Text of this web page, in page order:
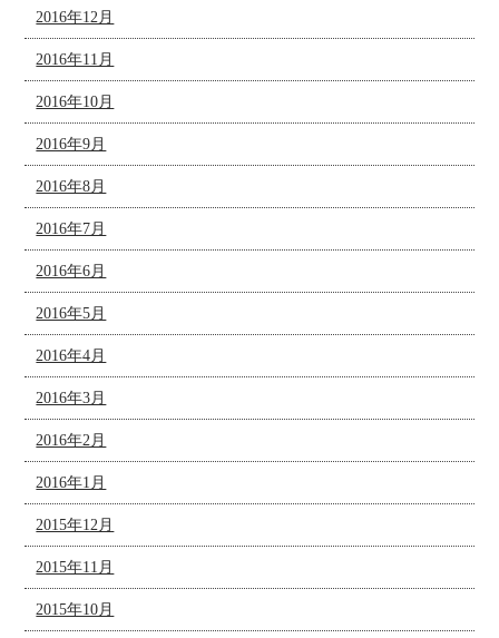
2016年12月
2016年11月
2016年10月
2016年9月
2016年8月
2016年7月
2016年6月
2016年5月
2016年4月
2016年3月
2016年2月
2016年1月
2015年12月
2015年11月
2015年10月